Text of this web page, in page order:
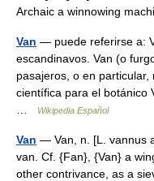
Archaic a winnowing
Van — puede referirse a:
escandinavos. Van (o
pasajeros, o en
científica para el botánico
Wikipedia Español
Van — Van, n. [L. vannus
van. Cf. {Fan}, {Van} a
other contrivance, as a